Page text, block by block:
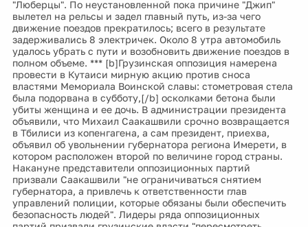
"Люберцы". По неустановленной пока причине "Джип"
вылетел на рельсы и задел главный путь, из-за чего
движение поездов прекратилось; всего в результате
задерживались 8 электричек. Около 8 утра автомобиль
удалось убрать с пути и возобновить движение поездов в
полном объеме. *** [b]Грузинская оппозиция намерена
провести в Кутаиси мирную акцию против сноса
властями Мемориала Воинской славы: стометровая стела
была подорвана в субботу,[/b] осколками бетона были
убиты женщина и ее дочь. В администрации президента
объявили, что Михаил Саакашвили срочно возвращается
в Тбилиси из копенгагена, а сам президент, приехва,
объявил об увольнении губернатора региона Имерети, в
котором расположен второй по величине город страны.
Накануне представители оппозиционных партий
призвали Саакашвили "не ограничиваться снятием
губернатора, а привлечь к ответственности глав
управлений полиции, которые обязаны были обеспечить
безопасность людей". Лидеры ряда оппозиционных